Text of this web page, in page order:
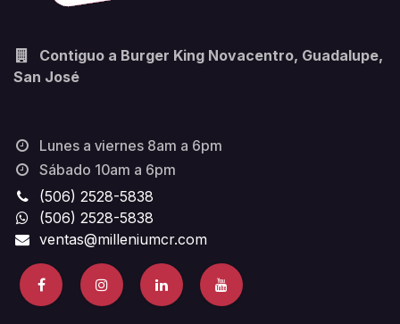
Contiguo a Burger King Novacentro, Guadalupe,
San José
Lunes a viernes 8am a 6pm
Sábado 10am a 6pm
(506) 2528-5838
(506) 2528-5838
ventas@milleniumcr.com